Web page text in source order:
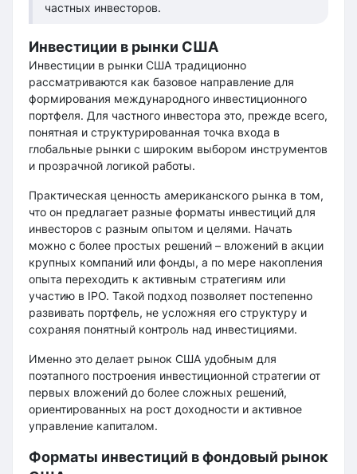
частных инвесторов.
Инвестиции в рынки США
Инвестиции в рынки США традиционно
рассматриваются как базовое направление для
формирования международного инвестиционного
портфеля. Для частного инвестора это, прежде всего,
понятная и структурированная точка входа в
глобальные рынки с широким выбором инструментов
и прозрачной логикой работы.
Практическая ценность американского рынка в том,
что он предлагает разные форматы инвестиций для
инвесторов с разным опытом и целями. Начать
можно с более простых решений – вложений в акции
крупных компаний или фонды, а по мере накопления
опыта переходить к активным стратегиям или
участию в IPO. Такой подход позволяет постепенно
развивать портфель, не усложняя его структуру и
сохраняя понятный контроль над инвестициями.
Именно это делает рынок США удобным для
поэтапного построения инвестиционной стратегии от
первых вложений до более сложных решений,
ориентированных на рост доходности и активное
управление капиталом.
Форматы инвестиций в фондовый рынок